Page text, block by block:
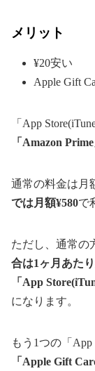
メリット
¥20安い
Apple Gift
「App
「Amazon
通常の料金は月
では月額¥580で
ただし、通常の
合は1ヶ月あた
「App
になります。
もう1つの「App
「Apple Gift